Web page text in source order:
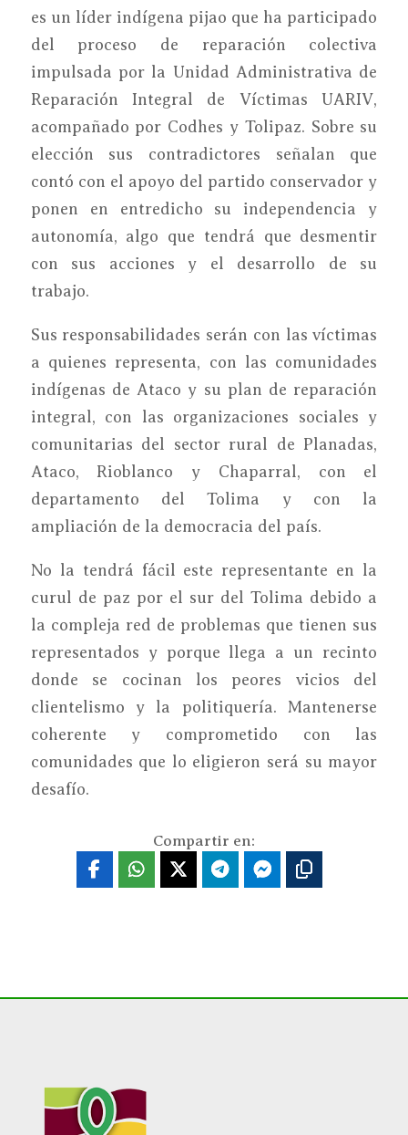
es un líder indígena pijao que ha participado
del proceso de reparación colectiva
impulsada por la Unidad Administrativa de
Reparación Integral de Víctimas UARIV,
acompañado por Codhes y Tolipaz. Sobre su
elección sus contradictores señalan que
contó con el apoyo del partido conservador y
ponen en entredicho su independencia y
autonomía, algo que tendrá que desmentir
con sus acciones y el desarrollo de su
trabajo.
Sus responsabilidades serán con las víctimas
a quienes representa, con las comunidades
indígenas de Ataco y su plan de reparación
integral, con las organizaciones sociales y
comunitarias del sector rural de Planadas,
Ataco, Rioblanco y Chaparral, con el
departamento del Tolima y con la
ampliación de la democracia del país.
No la tendrá fácil este representante en la
curul de paz por el sur del Tolima debido a
la compleja red de problemas que tienen sus
representados y porque llega a un recinto
donde se cocinan los peores vicios del
clientelismo y la politiquería. Mantenerse
coherente y comprometido con las
comunidades que lo eligieron será su mayor
desafío.
Compartir en: